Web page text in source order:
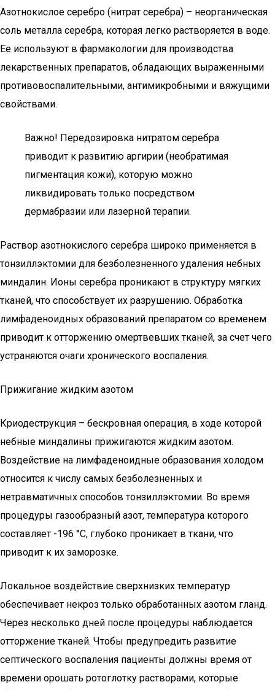
Азотнокислое серебро (нитрат серебра) – неорганическая
соль металла серебра, которая легко растворяется в воде.
Ее используют в фармакологии для производства
лекарственных препаратов, обладающих выраженными
противовоспалительными, антимикробными и вяжущими
свойствами.
Важно! Передозировка нитратом серебра
приводит к развитию аргирии (необратимая
пигментация кожи), которую можно
ликвидировать только посредством
дермабразии или лазерной терапии.
Раствор азотнокислого серебра широко применяется в
тонзиллэктомии для безболезненного удаления небных
миндалин. Ионы серебра проникают в структуру мягких
тканей, что способствует их разрушению. Обработка
лимфаденоидных образований препаратом со временем
приводит к отторжению омертвевших тканей, за счет чего
устраняются очаги хронического воспаления.
Прижигание жидким азотом
Криодеструкция – бескровная операция, в ходе которой
небные миндалины прижигаются жидким азотом.
Воздействие на лимфаденоидные образования холодом
относится к числу самых безболезненных и
нетравматичных способов тонзиллэктомии. Во время
процедуры газообразный азот, температура которого
составляет -196 °C, глубоко проникает в ткани, что
приводит к их заморозке.
Локальное воздействие сверхнизких температур
обеспечивает некроз только обработанных азотом гланд.
Через несколько дней после процедуры наблюдается
отторжение тканей. Чтобы предупредить развитие
септического воспаления пациенты должны время от
времени орошать ротоглотку растворами, которые